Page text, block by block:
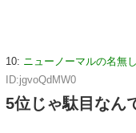
10: ニューノーマルの名無
ID:jgvoQdMW0
5位じゃ駄目なん